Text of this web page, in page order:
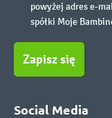
powyżej adres e-
spółki Moje
Zapisz się
Social Media